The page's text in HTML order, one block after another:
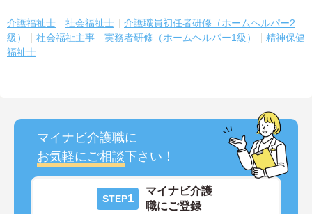
介護福祉士 社会福祉士
介護職員初任者研修（ホームヘルパー2
級）
社会福祉主事 実務者研修（ホームヘルパー1級）
精神保健
福祉士
マイナビ介護職に
お気軽にご相談下さい！
STEP1
マイナビ介護
職にご登録